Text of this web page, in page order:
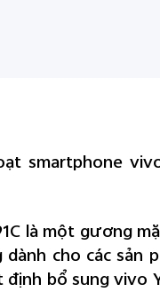
smartphone
là một gương
cho các sản
bổ sung vivo